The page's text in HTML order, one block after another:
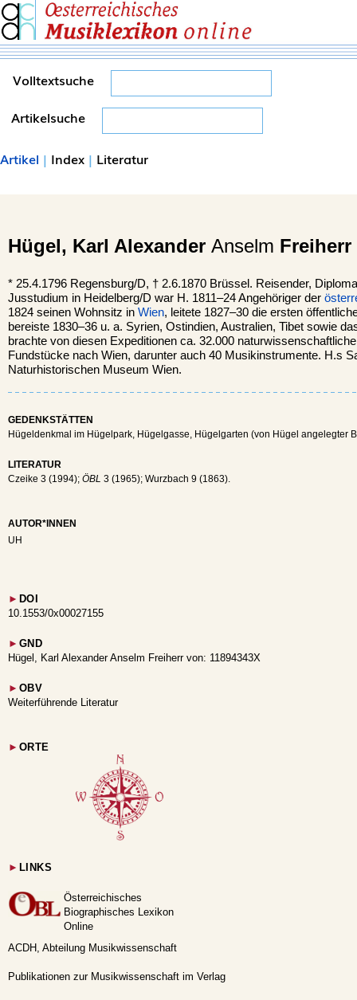
Volltextsuche
Artikelsuche
Artikel | Index | Literatur
Hügel, Karl Alexander Anselm Freiherr
* 25.4.1796 Regensburg/D, † 2.6.1870 Brüssel . Reisender,
Jusstudium in Heidelberg/D war H. 1811–24 Angehöriger der
1824 seinen Wohnsitz in Wien, leitete 1827–30 die ersten
bereiste 1830–36 u. a. Syrien, Ostindien, Australien, Tibet sowie
brachte von diesen Expeditionen ca. 32.000
Fundstücke nach Wien, darunter auch 40 Musikinstrumente. H.s
Naturhistorischen Museum Wien.
GEDENKSTÄTTEN
Hügeldenkmal im Hügelpark, Hügelgasse, Hügelgarten (von Hügel angelegter
LITERATUR
Czeike 3 (1994); ÖBL 3 (1965); Wurzbach 9 (1863).
AUTOR*INNEN
UH
► DOI
10.1553/0x00027155
► GND
Hügel, Karl Alexander Anselm Freiherr von: 11894343X
► OBV
Weiterführende Literatur
► ORTE
► LINKS
Österreichisches
Biographisches Lexikon
Online
ACDH, Abteilung Musikwissenschaft
Publikationen zur Musikwissenschaft im Verlag